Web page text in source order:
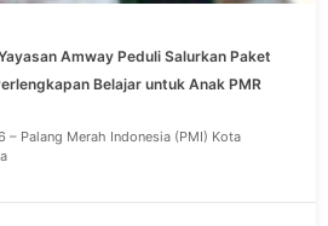
Amway Peduli Salurkan Paket
Belajar untuk Anak PMR
– Palang Merah Indonesia (PMI) Kota